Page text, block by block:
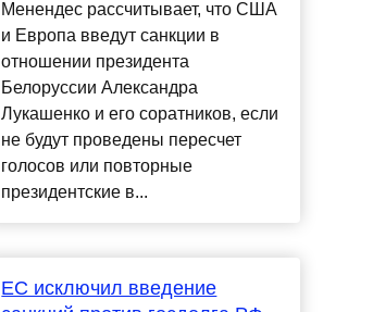
Менендес рассчитывает, что США
и Европа введут санкции в
отношении президента
Белоруссии Александра
Лукашенко и его соратников, если
не будут проведены пересчет
голосов или повторные
президентские в...
ЕС исключил введение